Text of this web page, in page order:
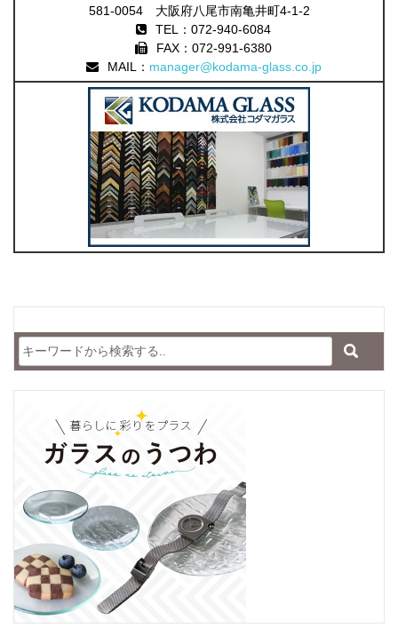
581-0054 大阪府八尾市南亀井町4-1-2
TEL：072-940-6084
FAX：072-991-6380
MAIL： manager@kodama-glass.co.jp